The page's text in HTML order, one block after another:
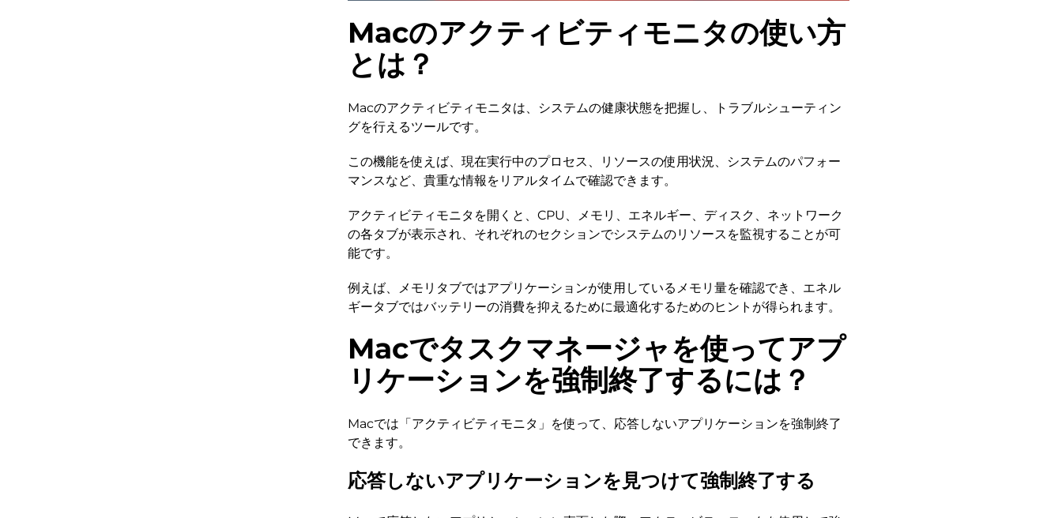
Macのアクティビティモニタの使い方
とは？
Macのアクティビティモニタは、システムの健康状態を把握し、トラブルシューティン
グを行えるツールです。
この機能を使えば、現在実行中のプロセス、リソースの使用状況、システムのパフォー
マンスなど、貴重な情報をリアルタイムで確認できます。
アクティビティモニタを開くと、CPU、メモリ、エネルギー、ディスク、ネットワーク
の各タブが表示され、それぞれのセクションでシステムのリソースを監視することが可
能です。
例えば、メモリタブではアプリケーションが使用しているメモリ量を確認でき、エネル
ギータブではバッテリーの消費を抑えるために最適化するためのヒントが得られます。
Macでタスクマネージャを使ってアプ
リケーションを強制終了するには？
Macでは「アクティビティモニタ」を使って、応答しないアプリケーションを強制終了
できます。
応答しないアプリケーションを見つけて強制終了する